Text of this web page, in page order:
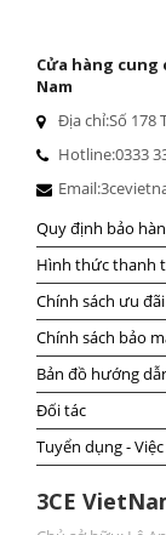
Cửa hàng cung
Nam
Địa chỉ:Số 178
Hotline:0333
Email:
Quy định bảo
Hình thức thanh
Chính sách ưu đãi
Chính sách bảo
Bản đồ hướng
Đối tác
Tuyển dụng -
3CE